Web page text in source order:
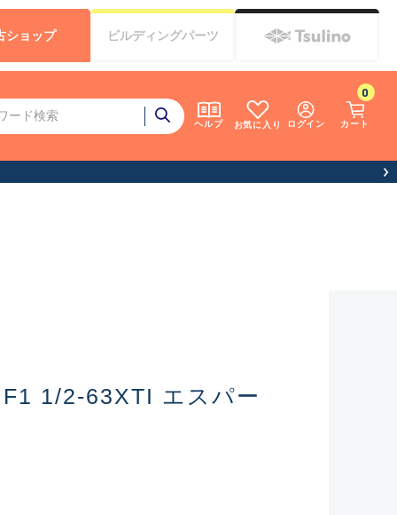
ヘルプ お気に入り ログイン カート
0
ショップ ビルディングパーツ
1/2-63XTI エスパー